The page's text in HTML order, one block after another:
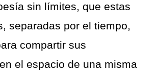
sin límites, que estas
separadas por el tiempo,
compartir sus
el espacio de una misma